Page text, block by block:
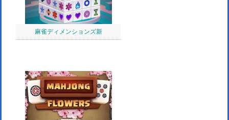
麻雀ディメンションズ新